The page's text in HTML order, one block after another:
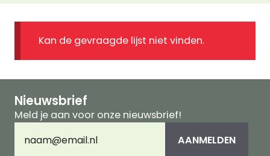
Kan de gevraagde lijst niet vinden.
Nieuwsbrief
Meld je aan voor onze nieuwsbrief!
mailadres(Vereist) AANMELDEN